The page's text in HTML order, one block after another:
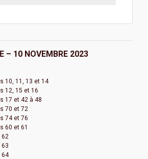
– 10 NOVEMBRE 2023
10, 11, 13 et 14
12, 15 et 16
17 et 42 à 48
70 et 72
74 et 76
60 et 61
62
63
64